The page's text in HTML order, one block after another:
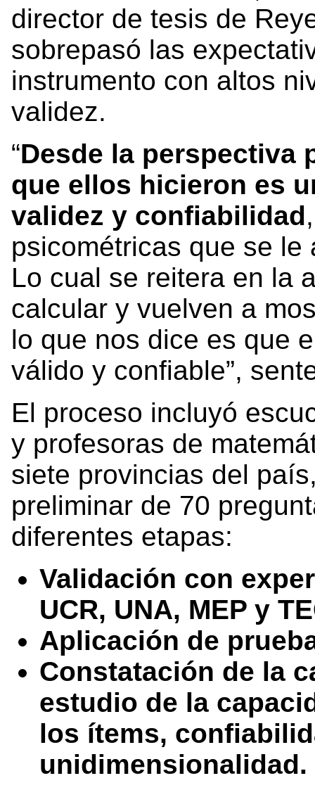
director de tesis de
sobrepasó las
instrumento con altos
validez.
“Desde la perspectiva
que ellos hicieron es
validez y confiabilidad
psicométricas que se
Lo cual se reitera en la
calcular y vuelven a
lo que nos dice es que
válido y confiable”,
El proceso incluyó
y profesoras de
siete provincias del
preliminar de 70
diferentes etapas:
Validación con
UCR, UNA, MEP y
Aplicación de
Constatación de la
estudio de la
los ítems,
unidimensionalidad.